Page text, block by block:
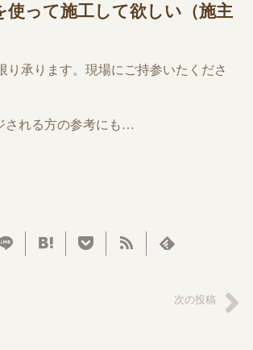
使って施工して欲しい（施主
り承ります。現場にご持参いたくださ
される方の参考にも…
次の投稿